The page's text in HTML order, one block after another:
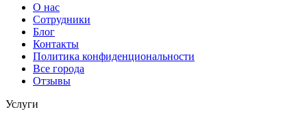
О нас
Сотрудники
Блог
Контакты
Политика конфиденциональности
Все города
Отзывы
Услуги